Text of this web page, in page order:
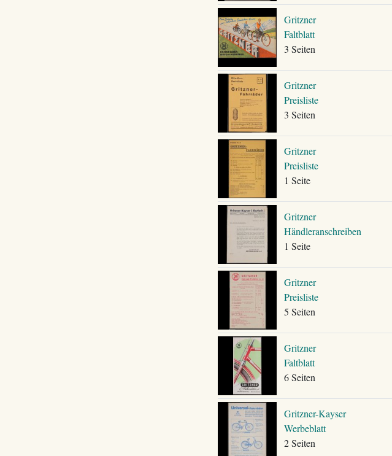
Gritzner
Faltblatt
3 Seiten
Gritzner
Preisliste
3 Seiten
Gritzner
Preisliste
1 Seite
Gritzner
Händleranschreiben
1 Seite
Gritzner
Preisliste
5 Seiten
Gritzner
Faltblatt
6 Seiten
Gritzner-Kayser
Werbeblatt
2 Seiten